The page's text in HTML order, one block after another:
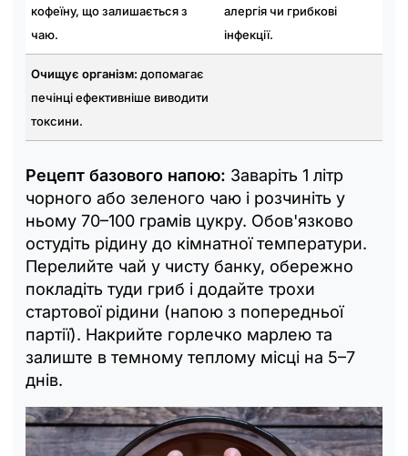
кофеїну, що залишається з
чаю.
алергія чи грибкові
інфекції.
Очищує організм: допомагає
печінці ефективніше виводити
токсини.
Рецепт базового напою: Заваріть 1 літр
чорного або зеленого чаю і розчиніть у
ньому 70–100 грамів цукру. Обов'язково
остудіть рідину до кімнатної температури.
Перелийте чай у чисту банку, обережно
покладіть туди гриб і додайте трохи
стартової рідини (напою з попередньої
партії). Накрийте горлечко марлею та
залиште в темному теплому місці на 5–7
днів.